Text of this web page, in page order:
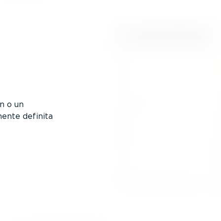
o un
definita